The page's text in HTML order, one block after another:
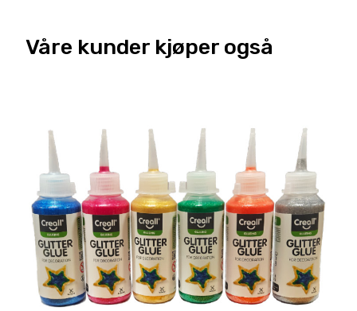
Våre kunder kjøper også